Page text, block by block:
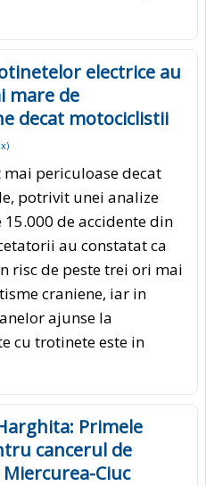
electrice au
mare de
decat motociclistii
)
periculoase decat
potrivit unei analize
de accidente din
au constatat ca
risc de peste trei ori mai
craniene, iar in
ajunse la
cu trotinete este in
Primele
cancerul de
Ciuc